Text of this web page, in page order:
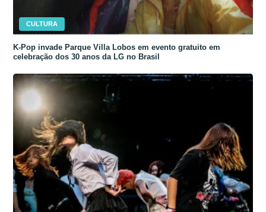
CULTURA
K-Pop invade Parque Villa Lobos em evento gratuito em
celebração dos 30 anos da LG no Brasil